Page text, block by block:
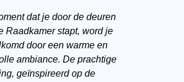
dat je door de deuren
Raadkamer stapt, word je
door een warme en
ambiance. De prachtige
geïnspireerd op de